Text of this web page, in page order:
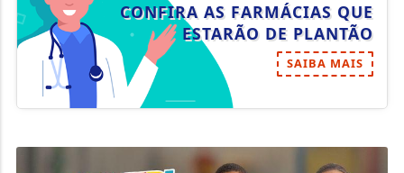
CONFIRA AS FARMÁCIAS QUE
ESTARÃO DE PLANTÃO
SAIBA MAIS